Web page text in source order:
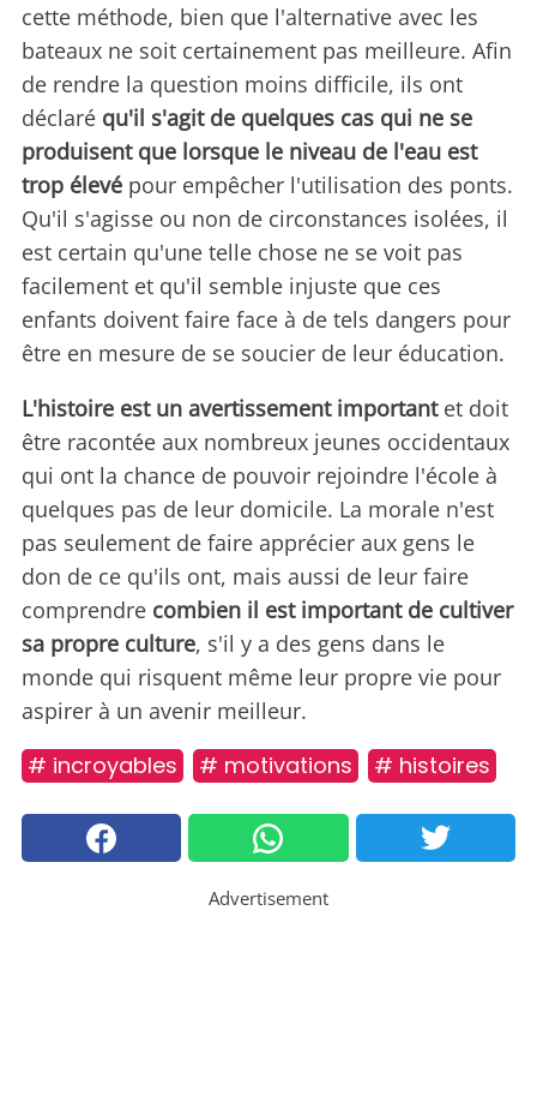
cette méthode, bien que l'alternative avec les
bateaux ne soit certainement pas meilleure. Afin
de rendre la question moins difficile, ils ont
déclaré qu'il s'agit de quelques cas qui ne se
produisent que lorsque le niveau de l'eau est
trop élevé pour empêcher l'utilisation des ponts.
Qu'il s'agisse ou non de circonstances isolées, il
est certain qu'une telle chose ne se voit pas
facilement et qu'il semble injuste que ces
enfants doivent faire face à de tels dangers pour
être en mesure de se soucier de leur éducation.
L'histoire est un avertissement importantet doit
être racontée aux nombreux jeunes occidentaux
qui ont la chance de pouvoir rejoindre l'école à
quelques pas de leur domicile. La morale n'est
pas seulement de faire apprécier aux gens le
don de ce qu'ils ont, mais aussi de leur faire
comprendre combien il est important de cultiver
sa propre culture, s'il y a des gens dans le
monde qui risquent même leur propre vie pour
aspirer à un avenir meilleur.
# incroyables # motivations # histoires
Advertisement